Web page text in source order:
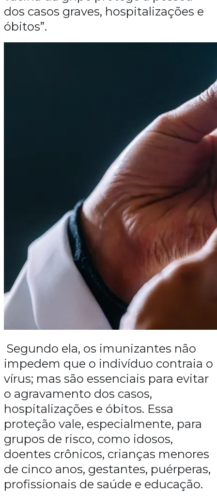
dos casos graves, hospitalizações e
óbitos”.
Segundo ela, os imunizantes não
impedem que o indivíduo contraia o
vírus; mas são essenciais para evitar
o agravamento dos casos,
hospitalizações e óbitos. Essa
proteção vale, especialmente, para
grupos de risco, como idosos,
doentes crônicos, crianças menores
de cinco anos, gestantes, puérperas,
profissionais de saúde e educação.